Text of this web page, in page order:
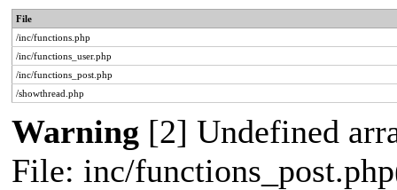
File
/inc/functions.php
/inc/functions_user.php
/inc/functions_post.php
/showthread.php
Warning [2] Undefined
File: inc/